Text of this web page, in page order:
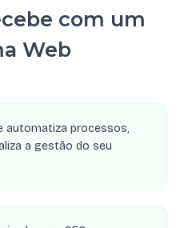
com um
Web
automatiza processos,
a gestão do seu